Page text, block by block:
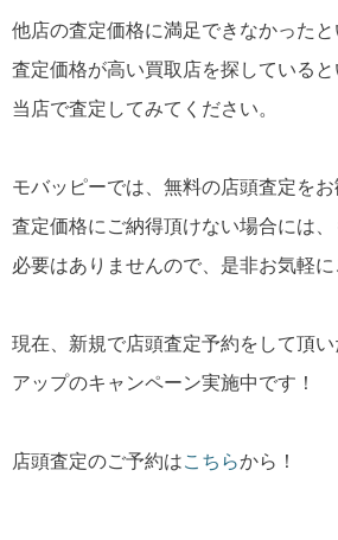
他店の査定価格に満足できなかった
査定価格が高い買取店を探している
当店で査定してみてください。
モバッピーでは、無料の店頭査定をお
査定価格にご納得頂けない場合には、
必要はありませんので、是非お気軽に
現在、新規で店頭査定予約をして頂
アップのキャンペーン実施中です！
店頭査定のご予約はこちらから！